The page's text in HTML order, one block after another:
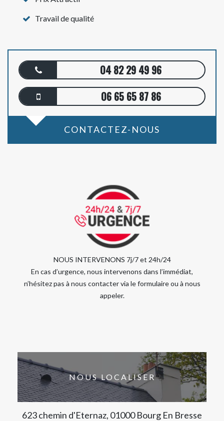
Travail de qualité
04 82 29 49 96
06 65 65 87 86
CONTACTEZ-NOUS
NOUS INTERVENONS 7j/7 et 24h/24
En cas d’urgence, nous intervenons dans l’immédiat,
n’hésitez pas à nous contacter via le formulaire ou à nous
appeler.
NOUS LOCALISER
623 chemin d'Eternaz, 01000 Bourg En Bresse